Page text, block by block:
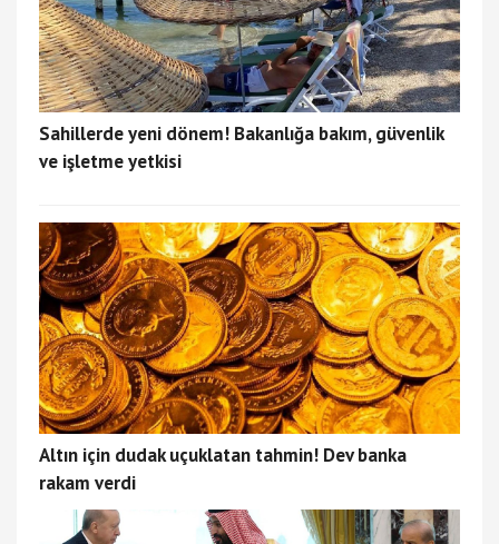
Sahillerde yeni dönem! Bakanlığa bakım, güvenlik
ve işletme yetkisi
Altın için dudak uçuklatan tahmin! Dev banka
rakam verdi